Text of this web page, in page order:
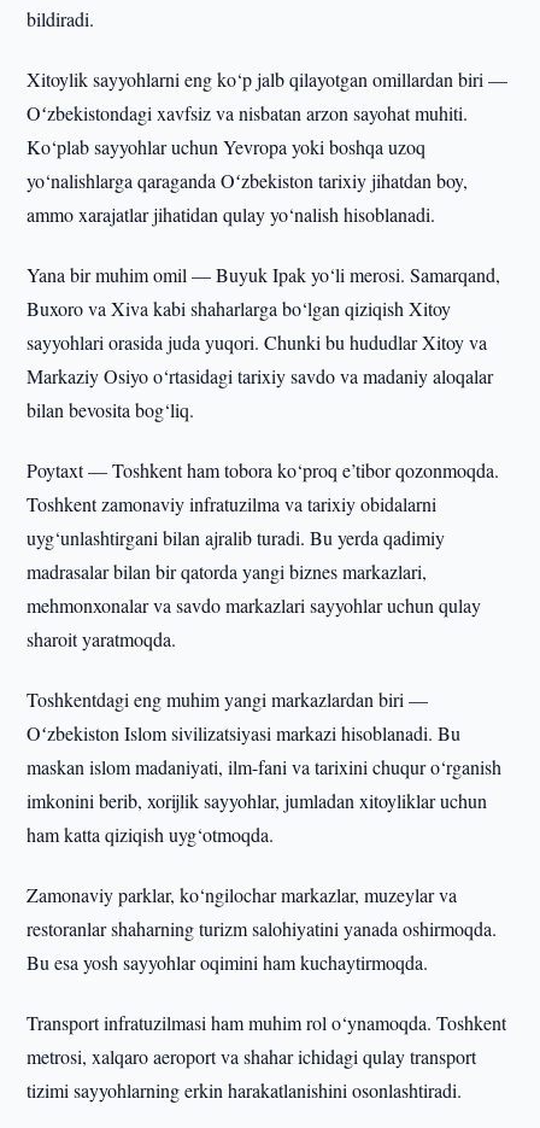
bildiradi.
Xitoylik sayyohlarni eng ko‘p jalb qilayotgan omillardan biri —
Oʻzbekistondagi xavfsiz va nisbatan arzon sayohat muhiti.
Ko‘plab sayyohlar uchun Yevropa yoki boshqa uzoq
yo‘nalishlarga qaraganda Oʻzbekiston tarixiy jihatdan boy,
ammo xarajatlar jihatidan qulay yo‘nalish hisoblanadi.
Yana bir muhim omil — Buyuk Ipak yo‘li merosi. Samarqand,
Buxoro va Xiva kabi shaharlarga bo‘lgan qiziqish Xitoy
sayyohlari orasida juda yuqori. Chunki bu hududlar Xitoy va
Markaziy Osiyo o‘rtasidagi tarixiy savdo va madaniy aloqalar
bilan bevosita bog‘liq.
Poytaxt — Toshkent ham tobora ko‘proq e’tibor qozonmoqda.
Toshkent zamonaviy infratuzilma va tarixiy obidalarni
uyg‘unlashtirgani bilan ajralib turadi. Bu yerda qadimiy
madrasalar bilan bir qatorda yangi biznes markazlari,
mehmonxonalar va savdo markazlari sayyohlar uchun qulay
sharoit yaratmoqda.
Toshkentdagi eng muhim yangi markazlardan biri —
Oʻzbekiston Islom sivilizatsiyasi markazi hisoblanadi. Bu
maskan islom madaniyati, ilm-fani va tarixini chuqur o‘rganish
imkonini berib, xorijlik sayyohlar, jumladan xitoyliklar uchun
ham katta qiziqish uyg‘otmoqda.
Zamonaviy parklar, ko‘ngilochar markazlar, muzeylar va
restoranlar shaharning turizm salohiyatini yanada oshirmoqda.
Bu esa yosh sayyohlar oqimini ham kuchaytirmoqda.
Transport infratuzilmasi ham muhim rol o‘ynamoqda. Toshkent
metrosi, xalqaro aeroport va shahar ichidagi qulay transport
tizimi sayyohlarning erkin harakatlanishini osonlashtiradi.